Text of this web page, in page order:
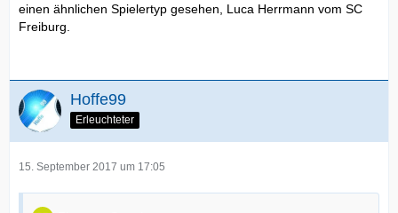
einen ähnlichen Spielertyp gesehen, Luca Herrmann vom SC
Freiburg.
Hoffe99
Erleuchteter
15. September 2017 um 17:05